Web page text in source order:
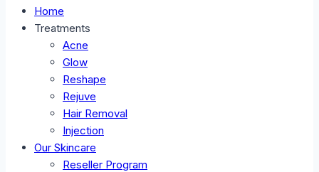
Home
Treatments
Acne
Glow
Reshape
Rejuve
Hair Removal
Injection
Our Skincare
Reseller Program